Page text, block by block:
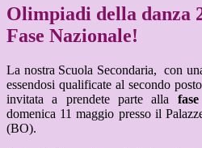
Olimpiadi della danza
Fase Nazionale!
La nostra Scuola Secondaria, con
essendosi qualificate al secondo
invitata a prendete parte alla
domenica 11 maggio presso il
(BO).